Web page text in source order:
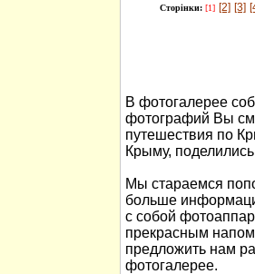
Сторінки: [1] [2] [3]
В фотогалерее
фотографий Вы
путешествия по
Крыму,
Мы стараемся
больше
с собой
прекрасным
предложить нам
фотогалерее.